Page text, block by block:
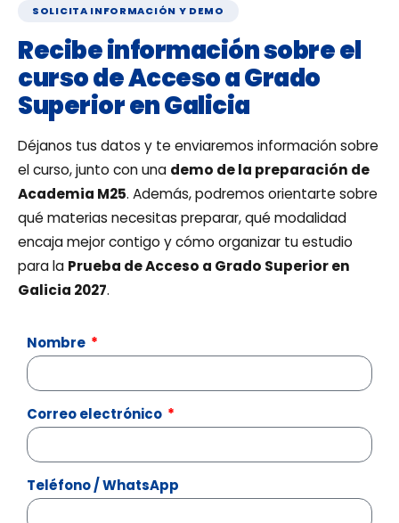
SOLICITA INFORMACIÓN Y DEMO
Recibe información sobre el
curso de Acceso a Grado
Superior en Galicia
Déjanos tus datos y te enviaremos información sobre
el curso, junto con una demo de la preparación de
Academia M25. Además, podremos orientarte sobre
qué materias necesitas preparar, qué modalidad
encaja mejor contigo y cómo organizar tu estudio
para la Prueba de Acceso a Grado Superior en
Galicia 2027.
Nombre
Correo electrónico
Teléfono / WhatsApp